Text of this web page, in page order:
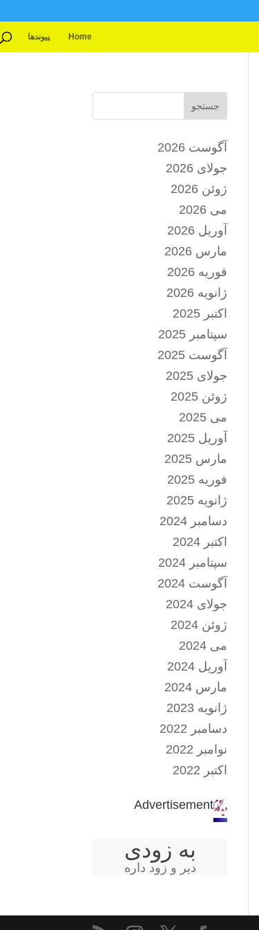
Home پیوندها
جستجو
آگوست 2026
جولای 2026
ژوئن 2026
می 2026
آوریل 2026
مارس 2026
فوریه 2026
ژانویه 2026
اکتبر 2025
سپتامبر 2025
آگوست 2025
جولای 2025
ژوئن 2025
می 2025
آوریل 2025
مارس 2025
فوریه 2025
ژانویه 2025
دسامبر 2024
اکتبر 2024
سپتامبر 2024
آگوست 2024
جولای 2024
ژوئن 2024
می 2024
آوریل 2024
مارس 2024
ژانویه 2023
دسامبر 2022
نوامبر 2022
اکتبر 2022
Advertisement
به زودی
دیر و زود داره